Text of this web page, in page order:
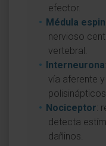
efector.
Médula
nervioso
vertebral.
Interneurona
vía aferente
Nociceptor:
detecta
dañinos.